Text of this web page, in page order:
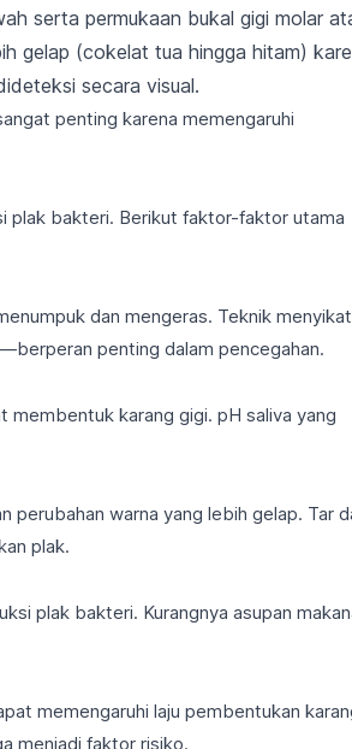
serta permukaan bukal gigi molar
gelap (cokelat tua hingga hitam)
secara visual.
penting karena memengaruhi
plak bakteri. Berikut faktor-faktor utama
dan mengeras. Teknik menyikat
—berperan penting dalam pencegahan.
membentuk karang gigi. pH saliva yang
warna yang lebih gelap. Tar
plak.
plak bakteri. Kurangnya asupan
memengaruhi laju pembentukan
menjadi faktor risiko.